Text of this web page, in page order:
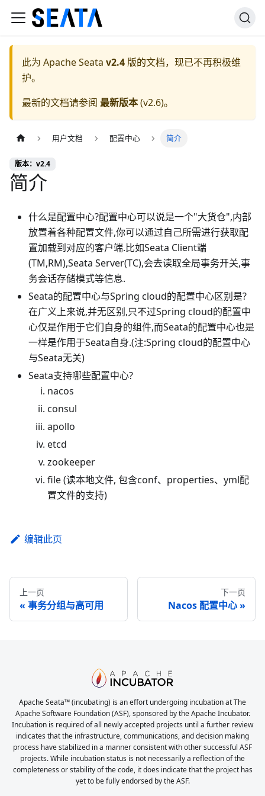
此为 Apache Seata v2.4 版的文档，现已不再积极维
护。
最新的文档请参阅 最新版本(v2.6)。
用户文档 配置中心 简介
版本：v2.4
简介
什么是配置中心?配置中心可以说是一个"大货仓",内部
放置着各种配置文件,你可以通过自己所需进行获取配
置加载到对应的客户端.比如Seata Client端
(TM,RM),Seata Server(TC),会去读取全局事务开关,事
务会话存储模式等信息.
Seata的配置中心与Spring cloud的配置中心区别是?
在广义上来说,并无区别,只不过Spring cloud的配置中
心仅是作用于它们自身的组件,而Seata的配置中心也是
一样是作用于Seata自身.(注:Spring cloud的配置中心
与Seata无关)
Seata支持哪些配置中心?
nacos
consul
apollo
etcd
zookeeper
file (读本地文件, 包含conf、properties、yml配
置文件的支持)
编辑此页
上一页
事务分组与高可用
下一页
Nacos 配置中心
Apache Seata™ (incubating) is an effort undergoing incubation at The
Apache Software Foundation (ASF), sponsored by the Apache Incubator.
Incubation is required of all newly accepted projects until a further review
indicates that the infrastructure, communications, and decision making
process have stabilized in a manner consistent with other successful ASF
projects. While incubation status is not necessarily a reflection of the
completeness or stability of the code, it does indicate that the project has
yet to be fully endorsed by the ASF.